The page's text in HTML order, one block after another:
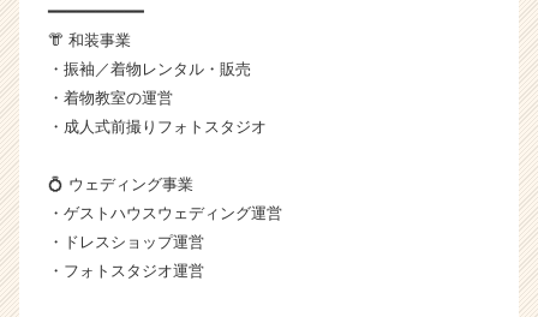
活
イ
ア
ャ
リ
━━━━━━━━━━
👘 和装事業
・振袖／着物レンタル・販売
・着物教室の運営
・成人式前撮りフォトスタジオ
💍 ウェディング事業
・ゲストハウスウェディング運営
・ドレスショップ運営
・フォトスタジオ運営